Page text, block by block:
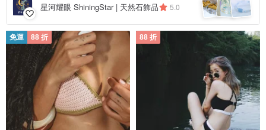
星河耀眼 ShiningStar | 天然石飾品 5.0
免運 88 折 88 折